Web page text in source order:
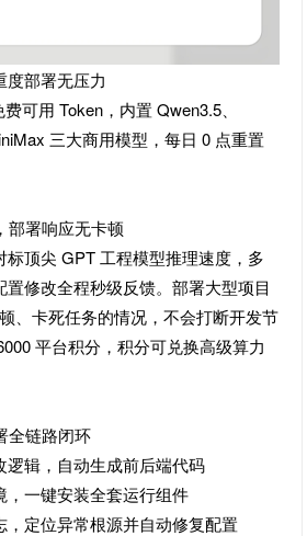
度部署无压力
可用 Token，内置 Qwen3.5、
三大商用模型，每日 0 点重置
部署响应无卡顿
顶尖 GPT 工程模型推理速度，多
修改全程秒级反馈。部署大型项目
、卡死任务的情况，不会打断开发节
平台积分，积分可兑换高级算力
全链路闭环
逻辑，自动生成前后端代码
，一键安装全套运行组件
，定位异常根源并自动修复配置